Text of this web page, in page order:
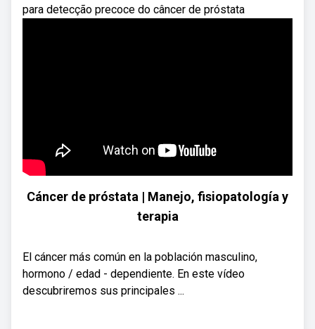
para detecção precoce do câncer de próstata
Cáncer de próstata | Manejo, fisiopatología y
terapia
El cáncer más común en la población masculino,
hormono / edad - dependiente. En este vídeo
descubriremos sus principales ...